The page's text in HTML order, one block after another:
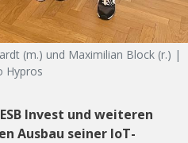
(m.) und Maximilian Block (r.) |
Hypros
Invest und weiteren
Ausbau seiner IoT-